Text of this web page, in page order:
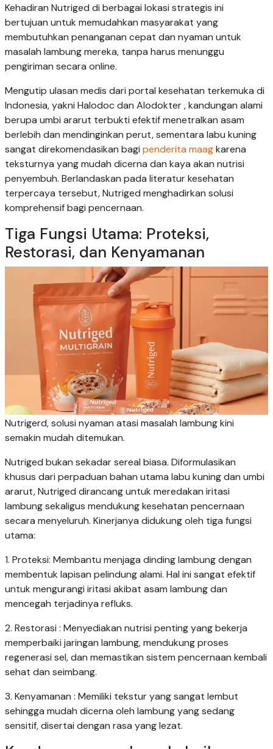
Kehadiran Nutriged di berbagai lokasi strategis ini
bertujuan untuk memudahkan masyarakat yang
membutuhkan penanganan cepat dan nyaman untuk
masalah lambung mereka, tanpa harus menunggu
pengiriman secara online.
Mengutip ulasan medis dari portal kesehatan terkemuka di
Indonesia, yakni Halodoc dan Alodokter , kandungan alami
berupa umbi ararut terbukti efektif menetralkan asam
berlebih dan mendinginkan perut, sementara labu kuning
sangat direkomendasikan bagi penderita maagkarena
teksturnya yang mudah dicerna dan kaya akan nutrisi
penyembuh. Berlandaskan pada literatur kesehatan
terpercaya tersebut, Nutriged menghadirkan solusi
komprehensif bagi pencernaan.
Tiga Fungsi Utama: Proteksi,
Restorasi, dan Kenyamanan
Nutrigerd, solusi nyaman atasi masalah lambung kini
semakin mudah ditemukan.
Nutriged bukan sekadar sereal biasa. Diformulasikan
khusus dari perpaduan bahan utama labu kuning dan umbi
ararut, Nutriged dirancang untuk meredakan iritasi
lambung sekaligus mendukung kesehatan pencernaan
secara menyeluruh. Kinerjanya didukung oleh tiga fungsi
utama:
1. Proteksi: Membantu menjaga dinding lambung dengan
membentuk lapisan pelindung alami. Hal ini sangat efektif
untuk mengurangi iritasi akibat asam lambung dan
mencegah terjadinya refluks.
2. Restorasi : Menyediakan nutrisi penting yang bekerja
memperbaiki jaringan lambung, mendukung proses
regenerasi sel, dan memastikan sistem pencernaan kembali
sehat dan seimbang.
3. Kenyamanan : Memiliki tekstur yang sangat lembut
sehingga mudah dicerna oleh lambung yang sedang
sensitif, disertai dengan rasa yang lezat.